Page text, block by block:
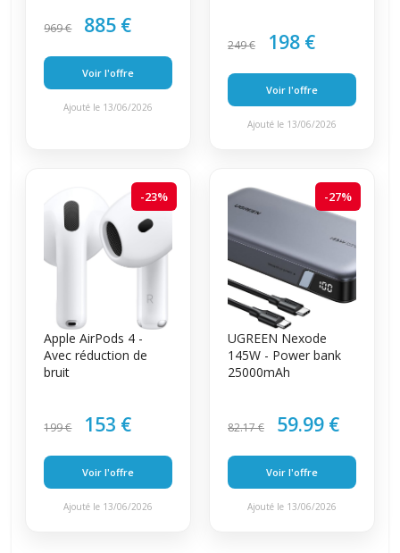
969 € 885 €
Voir l'offre
Ajouté le 13/06/2026
249 € 198 €
Voir l'offre
Ajouté le 13/06/2026
-23%
Apple AirPods 4 -
Avec réduction de
bruit
199 € 153 €
Voir l'offre
Ajouté le 13/06/2026
-27%
UGREEN Nexode
145W - Power bank
25000mAh
82.17 € 59.99 €
Voir l'offre
Ajouté le 13/06/2026